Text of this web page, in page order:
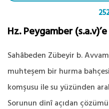
Hz. Peygamber
Sahâbeden Zübeyir b.
muhteşem bir hurma
komşusu ile su yüzünden
Sorunun dinî açıdan